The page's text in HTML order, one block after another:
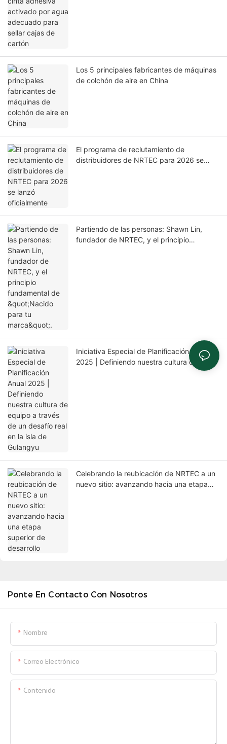
Los 5 principales fabricantes de máquinas
de colchón de aire en China
El programa de reclutamiento de
distribuidores de NRTEC para 2026 se
Partiendo de las personas: Shawn Lin,
fundador de NRTEC, y el principio
Iniciativa Especial de Planificación Anual
2025 | Definiendo nuestra cultura de
equipo a través de un desafío real en la isla
Celebrando la reubicación de NRTEC a un
nuevo sitio: avanzando hacia una etapa
Ponte En Contacto Con Nosotros
Nombre
Correo Electrónico
Contenido